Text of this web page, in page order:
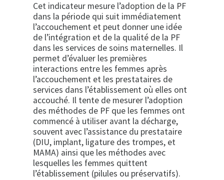
Cet indicateur mesure l’adoption de la PF
dans la période qui suit immédiatement
l’accouchement et peut donner une idée
de l’intégration et de la qualité de la PF
dans les services de soins maternelles. Il
permet d’évaluer les premières
interactions entre les femmes après
l’accouchement et les prestataires de
services dans l’établissement où elles ont
accouché. Il tente de mesurer l’adoption
des méthodes de PF que les femmes ont
commencé à utiliser avant la décharge,
souvent avec l’assistance du prestataire
(DIU, implant, ligature des trompes, et
MAMA) ainsi que les méthodes avec
lesquelles les femmes quittent
l’établissement (pilules ou préservatifs).